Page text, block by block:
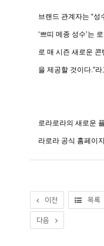
브랜드 관계자는 “성
‘쁘띠 메종 성수’는
로 매 시즌 새로운 콘
을 제공할 것이다.”라
로라로라의 새로운
라로라 공식 홈페이지
이전 목록
다음